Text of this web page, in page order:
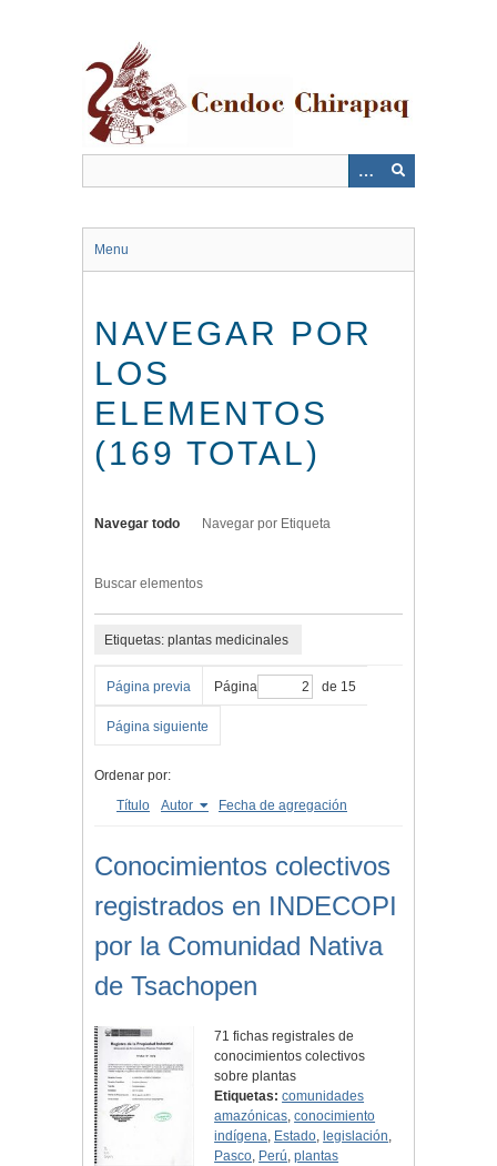
Menu
NAVEGAR POR
LOS
ELEMENTOS
(169 TOTAL)
Navegar todo Navegar por Etiqueta
Buscar elementos
Etiquetas: plantas medicinales
Página previa Página de 15
Página siguiente
Ordenar por:
Título
Autor Fecha de agregación
Conocimientos colectivos
registrados en INDECOPI
por la Comunidad Nativa
de Tsachopen
71 fichas registrales de
conocimientos colectivos
sobre plantas
Etiquetas: comunidades
amazónicas,conocimiento
indígena, Estado, legislación,
Pasco, Perú,plantas